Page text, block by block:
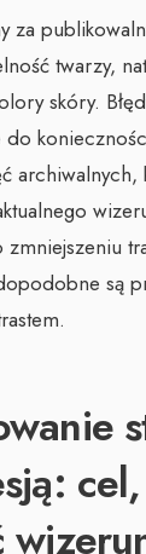
za
twarzy,
skóry.
archiwalnych,
zmniejszeniu
są